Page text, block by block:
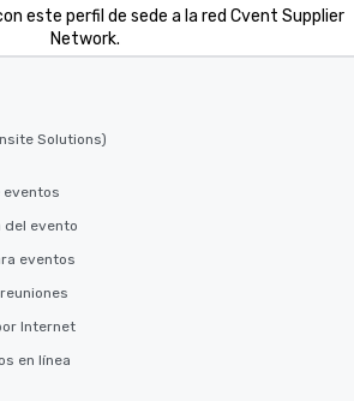
este perfil de sede a la red Cvent Supplier
Network.
Solutions)
evento
eventos
Internet
en línea